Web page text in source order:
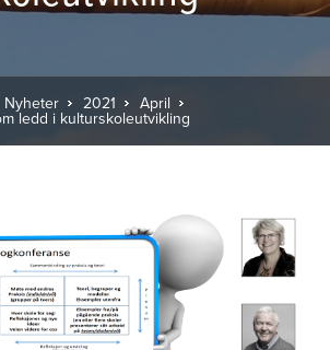
Nyheter 2021 April
ledd i kulturskoleutvikling